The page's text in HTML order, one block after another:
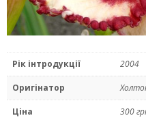
Рік інтродукції 2004
Оригінатор
Ціна 300